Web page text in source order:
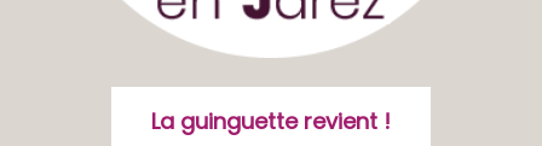
La guinguette revient !